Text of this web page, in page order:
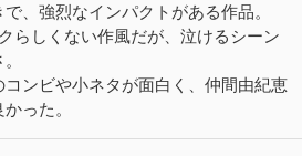
、強烈なインパクトがある作品。
らしくない作風だが、泣けるシーン
コンビや小ネタが面白く、仲間由紀恵
った。